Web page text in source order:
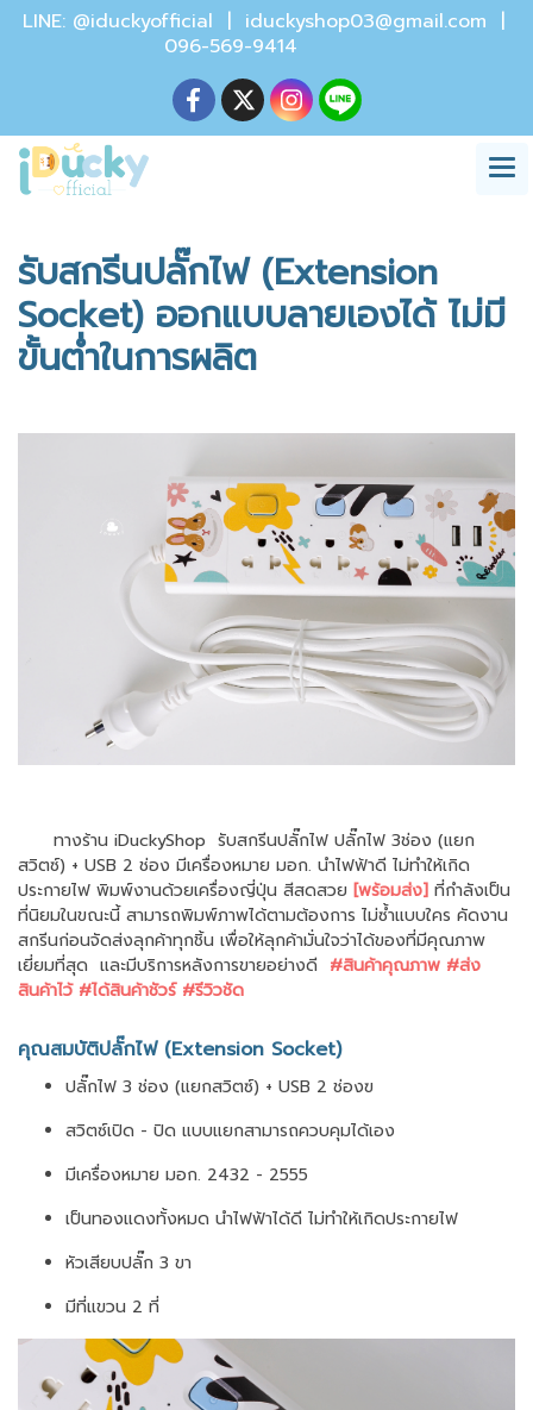
LINE: @iduckyofficial | iduckyshop03@gmail.com |
096-569-9414
รับสกรีนปลั๊กไฟ (Extension
Socket) ออกแบบลายเองได้ ไม่มี
ขั้นต่ำในการผลิต
ทางร้าน iDuckyShop รับสกรีนปลั๊กไฟ ปลั๊กไฟ 3ช่อง (แยก
สวิตซ์) + USB 2 ช่อง มีเครื่องหมาย มอก. นำไฟฟ้าดี ไม่ทำให้เกิด
ประกายไฟ พิมพ์งานด้วยเครื่องญี่ปุ่น สีสดสวย [พร้อมส่ง] ที่กำลังเป็น
ที่นิยมในขณะนี้ สามารถพิมพ์ภาพได้ตามต้องการ ไม่ซ้ำแบบใคร คัดงาน
สกรีนก่อนจัดส่งลุกค้าทุกชิ้น เพื่อให้ลุกค้ามั่นใจว่าได้ของที่มีคุณภาพ
เยี่ยมที่สุด และมีบริการหลังการขายอย่างดี #สินค้าคุณภาพ #ส่ง
สินค้าไว้ #ได้สินค้าชัวร์ #รีวิวชัด
คุณสมบัติปลั๊กไฟ (Extension Socket)
ปลั๊กไฟ 3 ช่อง (แยกสวิตซ์) + USB 2 ช่องฃ
สวิตซ์เปิด - ปิด แบบแยกสามารถควบคุมได้เอง
มีเครื่องหมาย มอก. 2432 - 2555
เป็นทองแดงทั้งหมด นำไฟฟ้าได้ดี ไม่ทำให้เกิดประกายไฟ
หัวเสียบปลั๊ก 3 ขา
มีที่แขวน 2 ที่